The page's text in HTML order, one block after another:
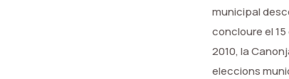
municipal
concloure el
2010, la
eleccions